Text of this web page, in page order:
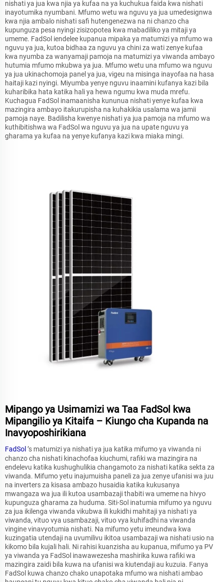
nishati ya jua kwa njia ya kufaa na ya kuchukua faida kwa nishati
inayotumika nyumbani. Mfumo wetu wa nguvu ya jua umedesignwa
kwa njia ambalo nishati safi hutengenezwa na ni chanzo cha
kupunguza pesa nyingi zisizopotea kwa mabadiliko ya mitaji ya
umeme. FadSol iendelee kupanua mipaka ya matumizi ya mfumo wa
nguvu ya jua, kutoa bidhaa za nguvu ya chini za wati zenye kufaa
kwa nyumba za wanyamaji pamoja na matumizi ya viwanda ambayo
hutumia mfumo mkubwa ya jua. Mfumo wetu una mfumo wa nguvu
ya jua ukinachomoja panel ya jua, vigeu na misinga inayofaa na hasa
haitaji kazi nyingi. Miyumba yenye nguvu inaamini kufanya kazi bila
kuharibika hata katika hali ya hewa ngumu kwa muda mrefu.
Kuchagua FadSol inamaanisha kununua nishati yenye kufaa kwa
mazingira ambayo itakurupisha na kuhakikia usalama wa jamii
pamoja naye. Badilisha kwenye nishati ya jua pamoja na mfumo wa
kuthibitishwa wa FadSol wa nguvu ya jua na upate nguvu ya
gharama ya kufaa na yenye kufanya kazi kwa miaka mingi.
Mipango ya Usimamizi wa Taa FadSol kwa
Mipangilio ya Kitaifa – Kiungo cha Kupanda na
Inavyoposhirikiana
FadSol ’s matumizi ya nishati ya jua katika mifumo ya viwanda ni
chanzo cha nishati kinachofaa kiuchumi, rafiki wa mazingira na
endelevu katika kushughulikia changamoto za nishati katika sekta za
viwanda. Mifumo yetu inajumuisha paneli za jua zenye ufanisi wa juu
na inverters za kisasa ambazo husaidia katika kukusanya
mwangaza wa jua ili kutoa usambazaji thabiti wa umeme na hivyo
kupunguza gharama za huduma. Siti-Sol inatumia mifumo ya nguvu
za jua ikilenga viwanda vikubwa ili kukidhi mahitaji ya nishati ya
viwanda, vituo vya usambazaji, vituo vya kuhifadhi na viwanda
vingine vinavyotumia nishati. Na mifumo yetu imeundwa kwa
kuzingatia utendaji na uvumilivu ikitoa usambazaji wa nishati usio na
kikomo bila kujali hali. Ni rahisi kuanzisha au kupanua, mifumo ya PV
ya viwanda ya FadSol inawawezesha mashirika kuwa rafiki wa
mazingira zaidi bila kuwa na ufanisi wa kiutendaji au kuzuia. Fanya
FadSol kuwa chanzo chako unapotaka mfumo wa nishati ambao